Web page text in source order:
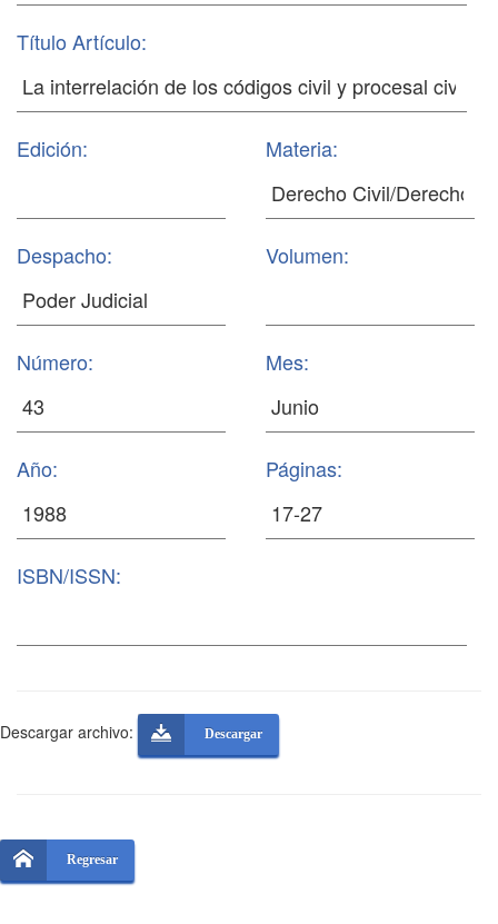
Título Artículo:
Edición: Materia:
Despacho: Volumen:
Número: Mes:
Año: Páginas:
ISBN/ISSN:
Descargar archivo: Descargar
Regresar